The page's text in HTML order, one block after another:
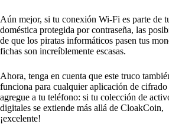
Aún mejor, si tu conexión Wi-Fi es parte de
doméstica protegida por contraseña, las
de que los piratas informáticos pasen tus
fichas son increíblemente escasas.
Ahora, tenga en cuenta que este truco
funciona para cualquier aplicación de cifrado
agregue a tu teléfono: si tu colección de
digitales se extiende más allá de CloakCoin,
¡excelente!